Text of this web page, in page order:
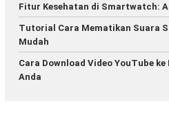
Fitur Kesehatan di Smartwatch:
Tutorial Cara Mematikan Suara
Mudah
Cara Download Video YouTube
Anda